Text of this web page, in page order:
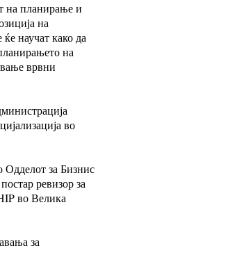
на планирање и
на
научат како да
на
врвни
во
за Бизнис
ревизор за
во Велика
за